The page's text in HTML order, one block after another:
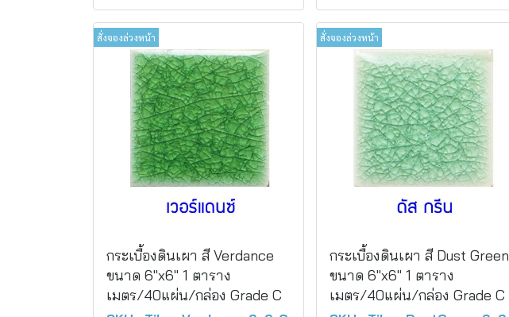
สั่งจองล่วงหน้า
กระเบื้องดินเผา สี Verdance
ขนาด 6"x6" 1 ตาราง
เมตร/40แผ่น/กล่อง Grade C
สั่งจองล่วงหน้า
กระเบื้องดินเผา สี Dust Green
ขนาด 6"x6" 1 ตาราง
เมตร/40แผ่น/กล่อง Grade C